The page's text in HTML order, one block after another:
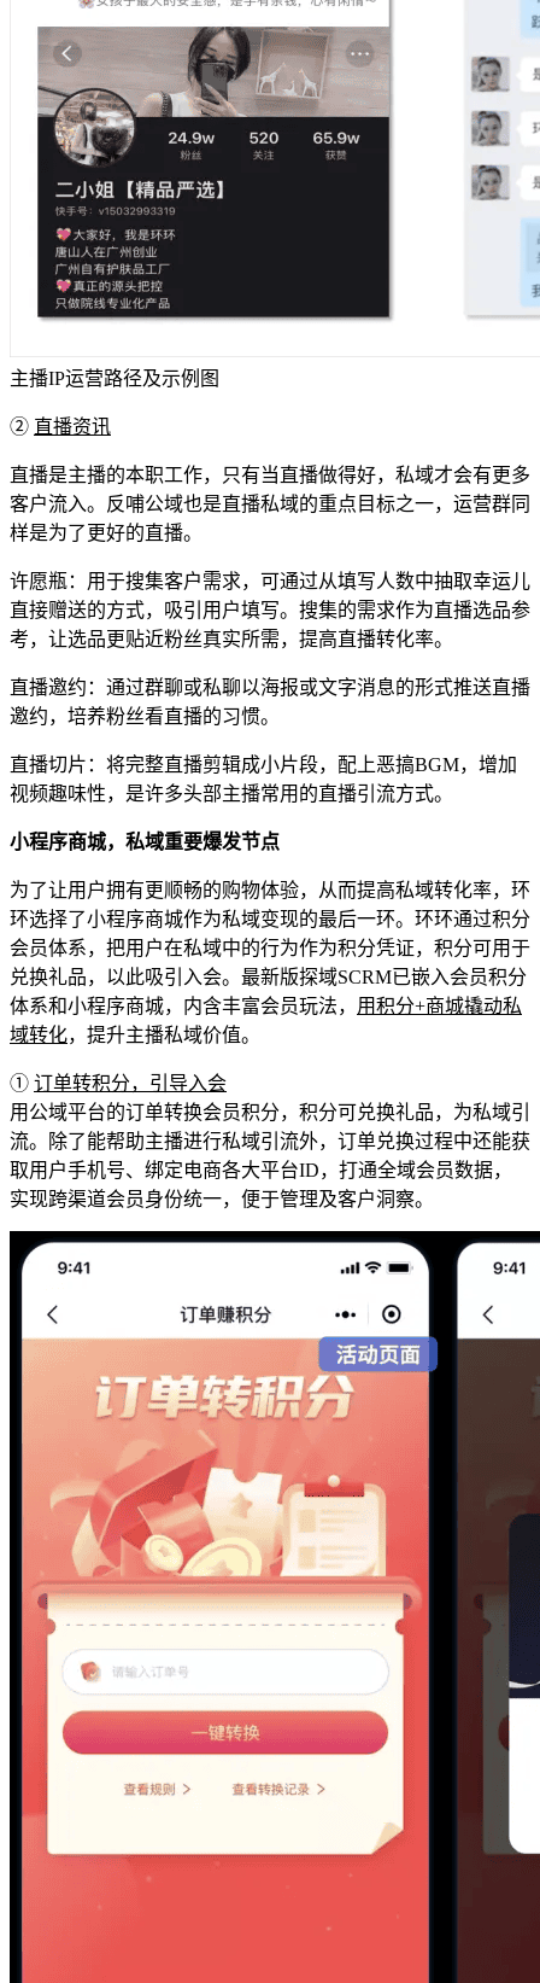
主播IP运营路径及示例图
② 直播资讯
直播是主播的本职工作，只有当直播做得好，私域才会有更多
客户流入。反哺公域也是直播私域的重点目标之一，运营群同
样是为了更好的直播。
许愿瓶：用于搜集客户需求，可通过从填写人数中抽取幸运儿
直接赠送的方式，吸引用户填写。搜集的需求作为直播选品参
考，让选品更贴近粉丝真实所需，提高直播转化率。
直播邀约：通过群聊或私聊以海报或文字消息的形式推送直播
邀约，培养粉丝看直播的习惯。
直播切片：将完整直播剪辑成小片段，配上恶搞BGM，增加
视频趣味性，是许多头部主播常用的直播引流方式。
小程序商城，私域重要爆发节点
为了让用户拥有更顺畅的购物体验，从而提高私域转化率，环
环选择了小程序商城作为私域变现的最后一环。环环通过积分
会员体系，把用户在私域中的行为作为积分凭证，积分可用于
兑换礼品，以此吸引入会。最新版探域SCRM已嵌入会员积分
体系和小程序商城，内含丰富会员玩法， 用积分+商城撬动私
域转化，提升主播私域价值。
① 订单转积分，引导入会
用公域平台的订单转换会员积分，积分可兑换礼品，为私域引
流。除了能帮助主播进行私域引流外，订单兑换过程中还能获
取用户手机号、绑定电商各大平台ID，打通全域会员数据，
实现跨渠道会员身份统一，便于管理及客户洞察。